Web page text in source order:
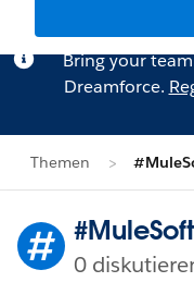
Bring your
Dreamforce.
Themen
0